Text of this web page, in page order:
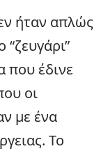
ήταν απλώς
που έδινε
οι
με ένα
Το